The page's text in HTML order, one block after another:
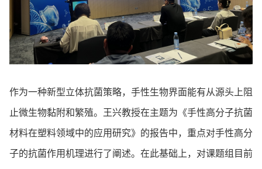
作为一种新型立体抗菌策略，手性生物界面能有从源头上阻
止微生物黏附和繁殖。王兴教授在主题为《手性高分子抗菌
材料在塑料领域中的应用研究》的报告中，重点对手性高分
子的抗菌作用机理进行了阐述。在此基础上，对课题组目前